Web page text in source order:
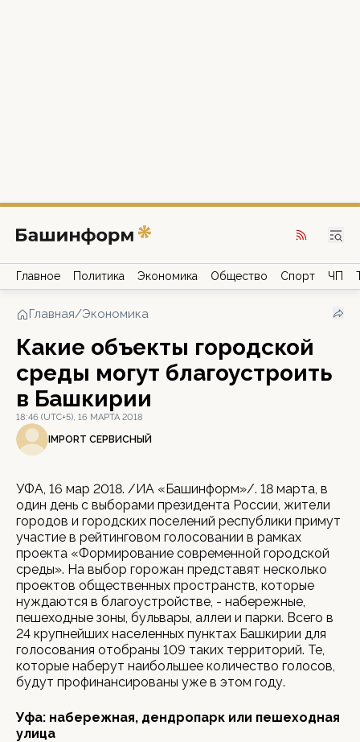
Главное Политика Экономика Общество Спорт ЧП
Главная/Экономика
Какие объекты городской
среды могут благоустроить
в Башкирии
18:46 (UTC+5), 16 МАРТА 2018
IMPORT СЕРВИСНЫЙ
УФА, 16 мар 2018. /ИА «Башинформ»/. 18 марта, в
один день с выборами президента России, жители
городов и городских поселений республики примут
участие в рейтинговом голосовании в рамках
проекта «Формирование современной городской
среды». На выбор горожан представят несколько
проектов общественных пространств, которые
нуждаются в благоустройстве, - набережные,
пешеходные зоны, бульвары, аллеи и парки. Всего в
24 крупнейших населенных пунктах Башкирии для
голосования отобраны 109 таких территорий. Те,
которые наберут наибольшее количество голосов,
будут профинансированы уже в этом году.
Уфа: набережная, дендропарк или пешеходная
улица